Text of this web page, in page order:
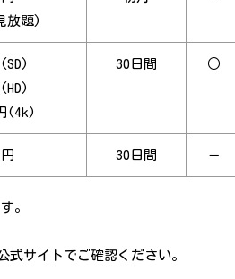
放題)
(4k)
30日間 ○
30日間 －
。
サイトでご確認ください。